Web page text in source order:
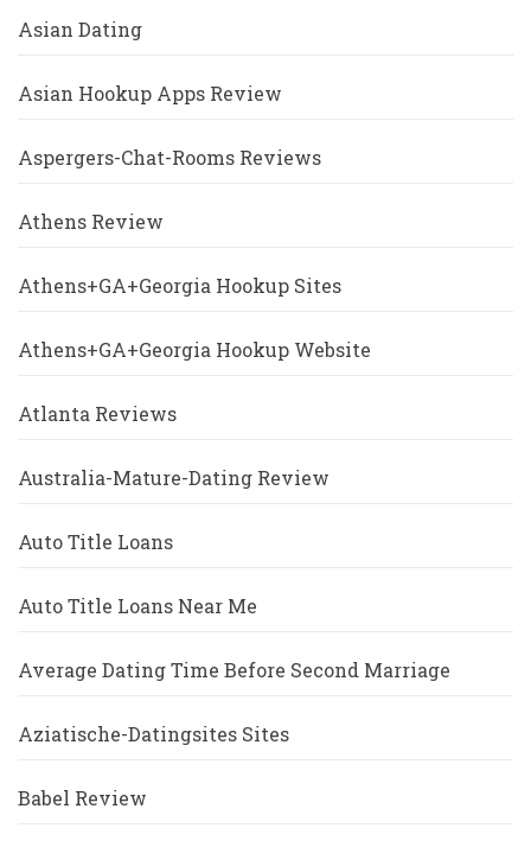
Asian Dating
Asian Hookup Apps Review
Aspergers-Chat-Rooms Reviews
Athens Review
Athens+GA+Georgia Hookup Sites
Athens+GA+Georgia Hookup Website
Atlanta Reviews
Australia-Mature-Dating Review
Auto Title Loans
Auto Title Loans Near Me
Average Dating Time Before Second Marriage
Aziatische-Datingsites Sites
Babel Review